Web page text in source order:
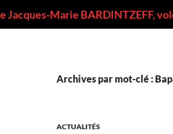
Jacques-Marie BARDINTZEFF,
Archives par mot-clé :
ACTUALITÉS